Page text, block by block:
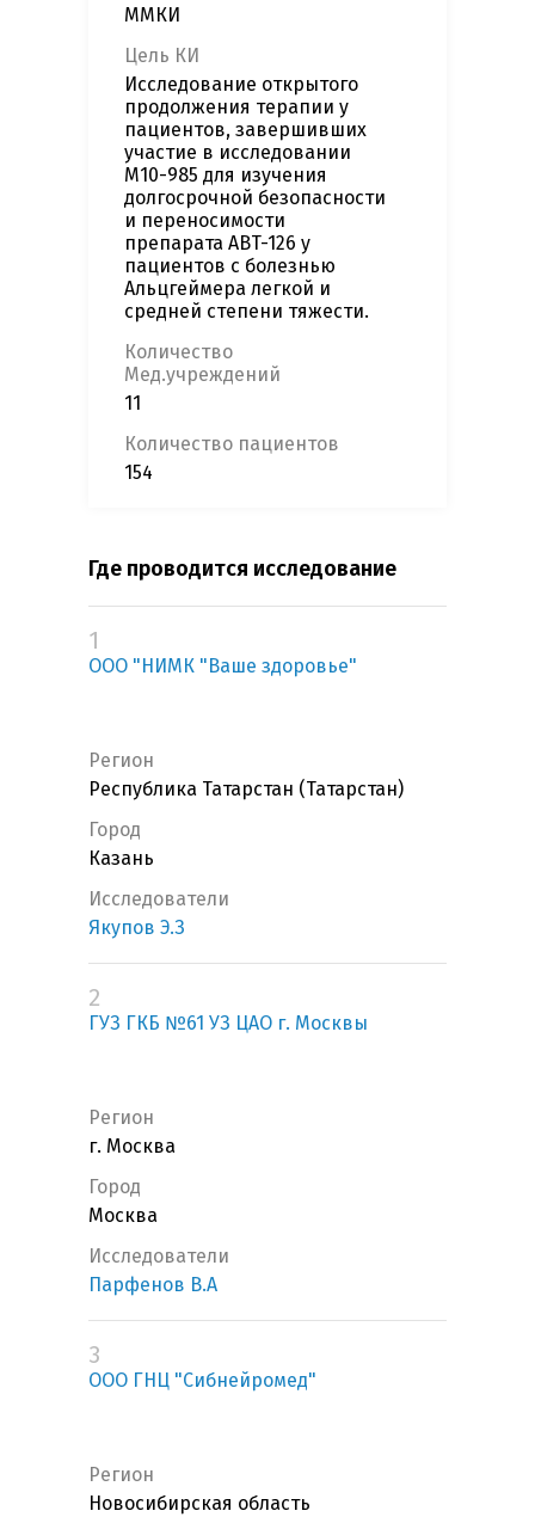
ММКИ
Цель КИ
Исследование открытого
продолжения терапии у
пациентов, завершивших
участие в исследовании
М10-985 для изучения
долгосрочной безопасности
и переносимости
препарата ABT-126 у
пациентов с болезнью
Альцгеймера легкой и
средней степени тяжести.
Количество
Мед.учреждений
11
Количество пациентов
154
Где проводится исследование
1
ООО "НИМК "Ваше здоровье"
Регион
Республика Татарстан (Татарстан)
Город
Казань
Исследователи
Якупов Э.З
2
ГУЗ ГКБ №61 УЗ ЦАО г. Москвы
Регион
г. Москва
Город
Москва
Исследователи
Парфенов В.А
3
ООО ГНЦ "Сибнейромед"
Регион
Новосибирская область